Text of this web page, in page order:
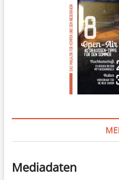
Mediadaten